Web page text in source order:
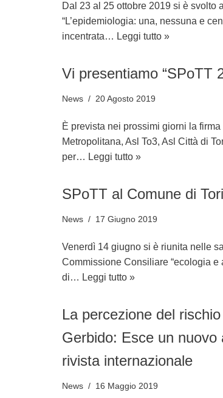
Dal 23 al 25 ottobre 2019 si è svolto
“L’epidemiologia: una, nessuna e
incentrata… Leggi tutto »
Vi presentiamo “SPoTT
News 20 Agosto 2019
È prevista nei prossimi giorni la
Metropolitana, Asl To3, Asl Città di
per… Leggi tutto »
SPoTT al Comune di
News 17 Giugno 2019
Venerdì 14 giugno si è riunita nelle
Commissione Consiliare “ecologia
di… Leggi tutto »
La percezione del
Gerbido: Esce un
rivista internazionale
News 16 Maggio 2019